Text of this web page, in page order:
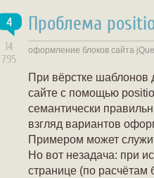
Проблема
4
14
795
оформление блоков сайта
При вёрстке шаблонов
сайте с помощью
семантически
взгляд вариантов
Примером может
Но вот незадача: при
странице (по расчётам